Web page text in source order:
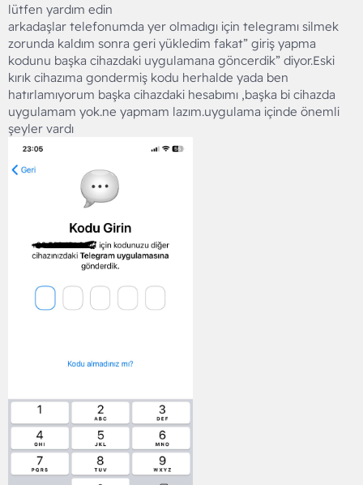
l
a
t
a
n
a
r
i
h
i
lütfen yardım edin
arkadaşlar telefonumda yer olmadıgı için telegramı silmek
zorunda kaldım sonra geri yükledim fakat” giriş yapma
kodunu başka cihazdaki uygulamana göncerdik” diyor.Eski
kırık cihazıma gondermiş kodu herhalde yada ben
hatırlamıyorum başka cihazdaki hesabımı ,başka bi cihazda
uygulamam yok.ne yapmam lazım.uygulama içinde önemli
şeyler vardı